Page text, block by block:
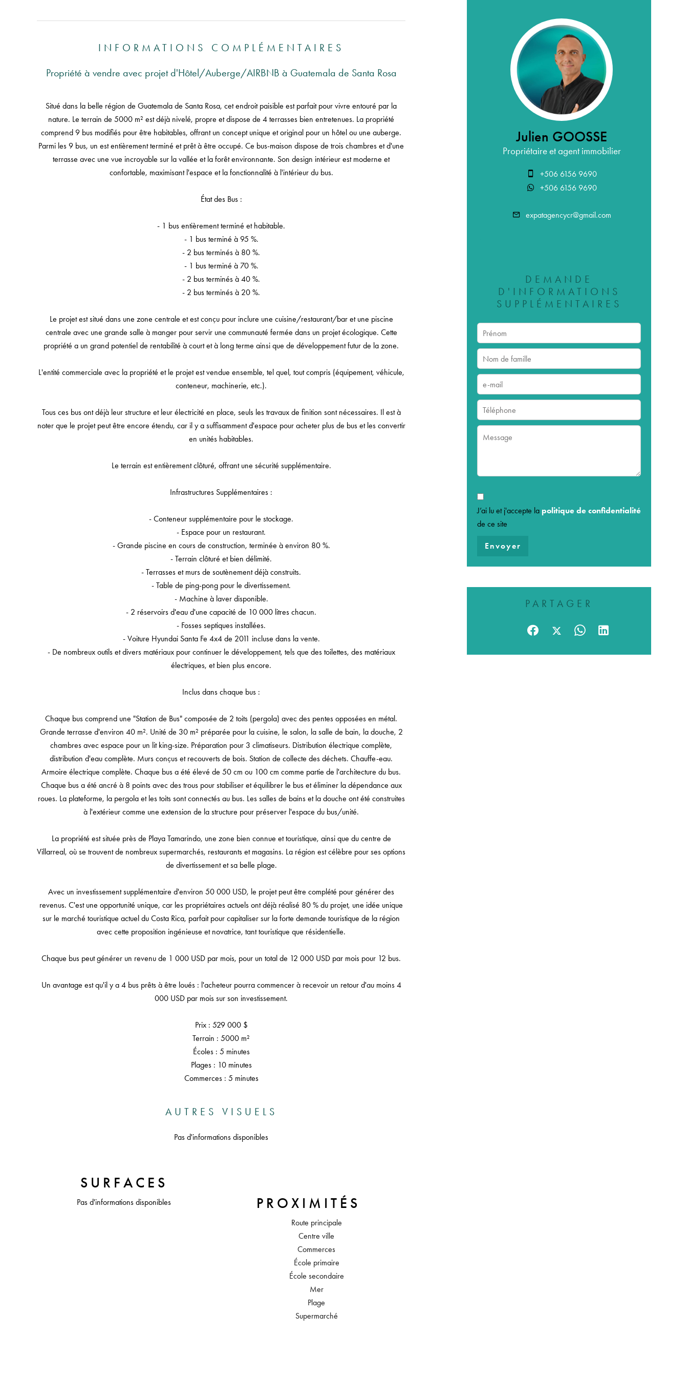
INFORMATIONS COMPLÉMENTAIRES
Propriété à vendre avec projet d'Hôtel/Auberge/AIRBNB à Guatemala de Santa Rosa
Situé dans la belle région de Guatemala de Santa Rosa, cet endroit paisible est parfait pour vivre entouré par la
nature. Le terrain de 5000 m² est déjà nivelé, propre et dispose de 4 terrasses bien entretenues. La propriété
comprend 9 bus modifiés pour être habitables, offrant un concept unique et original pour un hôtel ou une auberge.
Parmi les 9 bus, un est entièrement terminé et prêt à être occupé. Ce bus-maison dispose de trois chambres et d'une
terrasse avec une vue incroyable sur la vallée et la forêt environnante. Son design intérieur est moderne et
confortable, maximisant l'espace et la fonctionnalité à l'intérieur du bus.
État des Bus :
- 1 bus entièrement terminé et habitable.
- 1 bus terminé à 95 %.
- 2 bus terminés à 80 %.
- 1 bus terminé à 70 %.
- 2 bus terminés à 40 %.
- 2 bus terminés à 20 %.
Le projet est situé dans une zone centrale et est conçu pour inclure une cuisine/restaurant/bar et une piscine
centrale avec une grande salle à manger pour servir une communauté fermée dans un projet écologique. Cette
propriété a un grand potentiel de rentabilité à court et à long terme ainsi que de développement futur de la zone.
L'entité commerciale avec la propriété et le projet est vendue ensemble, tel quel, tout compris (équipement, véhicule,
conteneur, machinerie, etc.).
Tous ces bus ont déjà leur structure et leur électricité en place, seuls les travaux de finition sont nécessaires. Il est à
noter que le projet peut être encore étendu, car il y a suffisamment d'espace pour acheter plus de bus et les convertir
en unités habitables.
Le terrain est entièrement clôturé, offrant une sécurité supplémentaire.
Infrastructures Supplémentaires :
- Conteneur supplémentaire pour le stockage.
- Espace pour un restaurant.
- Grande piscine en cours de construction, terminée à environ 80 %.
- Terrain clôturé et bien délimité.
- Terrasses et murs de soutènement déjà construits.
- Table de ping-pong pour le divertissement.
- Machine à laver disponible.
- 2 réservoirs d'eau d'une capacité de 10 000 litres chacun.
- Fosses septiques installées.
- Voiture Hyundai Santa Fe 4x4 de 2011 incluse dans la vente.
- De nombreux outils et divers matériaux pour continuer le développement, tels que des toilettes, des matériaux
électriques, et bien plus encore.
Inclus dans chaque bus :
Chaque bus comprend une "Station de Bus" composée de 2 toits (pergola) avec des pentes opposées en métal.
Grande terrasse d'environ 40 m². Unité de 30 m² préparée pour la cuisine, le salon, la salle de bain, la douche, 2
chambres avec espace pour un lit king-size. Préparation pour 3 climatiseurs. Distribution électrique complète,
distribution d'eau complète. Murs conçus et recouverts de bois. Station de collecte des déchets. Chauffe-eau.
Armoire électrique complète. Chaque bus a été élevé de 50 cm ou 100 cm comme partie de l'architecture du bus.
Chaque bus a été ancré à 8 points avec des trous pour stabiliser et équilibrer le bus et éliminer la dépendance aux
roues. La plateforme, la pergola et les toits sont connectés au bus. Les salles de bains et la douche ont été construites
à l'extérieur comme une extension de la structure pour préserver l'espace du bus/unité.
La propriété est située près de Playa Tamarindo, une zone bien connue et touristique, ainsi que du centre de
Villarreal, où se trouvent de nombreux supermarchés, restaurants et magasins. La région est célèbre pour ses options
de divertissement et sa belle plage.
Avec un investissement supplémentaire d'environ 50 000 USD, le projet peut être complété pour générer des
revenus. C'est une opportunité unique, car les propriétaires actuels ont déjà réalisé 80 % du projet, une idée unique
sur le marché touristique actuel du Costa Rica, parfait pour capitaliser sur la forte demande touristique de la région
avec cette proposition ingénieuse et novatrice, tant touristique que résidentielle.
Chaque bus peut générer un revenu de 1 000 USD par mois, pour un total de 12 000 USD par mois pour 12 bus.
Un avantage est qu'il y a 4 bus prêts à être loués : l'acheteur pourra commencer à recevoir un retour d'au moins 4
000 USD par mois sur son investissement.
Prix : 529 000 $
Terrain : 5000 m²
Écoles : 5 minutes
Plages : 10 minutes
Commerces : 5 minutes
AUTRES VISUELS
Pas d'informations disponibles
SURFACES
Pas d'informations disponibles PROXIMITÉS
Route principale
Centre ville
Commerces
École primaire
École secondaire
Mer
Plage
Supermarché
Julien GOOSSE
Propriétaire et agent immobilier
+506 6156 9690
+506 6156 9690
expatagencycr@gmail.com
DEMANDE
D'INFORMATIONS
SUPPLÉMENTAIRES
J’ai lu et j'accepte la politique de confidentialité
de ce site
Envoyer
PARTAGER